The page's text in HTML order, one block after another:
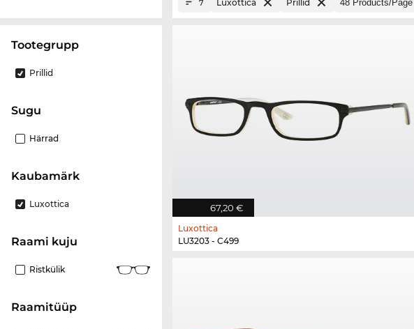
Tootegrupp
Prillid
Sugu
Härrad
Kaubamärk
Luxottica
Raami kuju
Ristkülik
Raamitüüp
7 Luxottica Prillid
67,20 €
Luxottica
LU3203 - C499